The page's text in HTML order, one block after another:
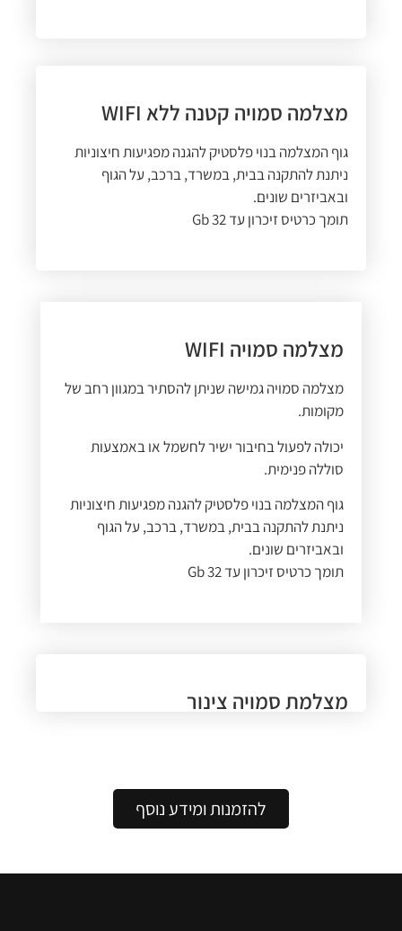
מצלמה סמויה קטנה ללא WIFI
גוף המצלמה בנוי פלסטיק להגנה מפגיעות חיצוניות
ניתנת להתקנה בבית, במשרד, ברכב, על הגוף
ובאביזרים שונים.
תומך כרטיס זיכרון עד 32 Gb
מצלמה סמויה WIFI
מצלמה סמויה גמישה שניתן להסתיר במגוון רחב של
מקומות.
יכולה לפעול בחיבור ישיר לחשמל או באמצעות
סוללה פנימית.
גוף המצלמה בנוי פלסטיק להגנה מפגיעות חיצוניות
ניתנת להתקנה בבית, במשרד, ברכב, על הגוף
ובאביזרים שונים.
תומך כרטיס זיכרון עד 32 Gb
מצלמת סמויה צינור
להזמנות ומידע נוסף